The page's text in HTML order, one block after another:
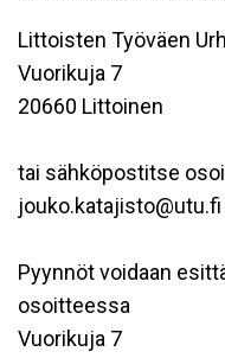
Littoisten Työväen
Vuorikuja 7
20660 Littoinen
tai sähköpostitse
jouko.katajisto@utu.fi
Pyynnöt voidaan
osoitteessa
Vuorikuja 7